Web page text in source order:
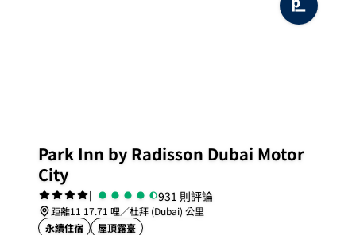
Park Inn by Radisson Dubai Motor
City
| 931 則評論
距離11 17.71 哩／杜拜 (Dubai) 公里
永續住宿
屋頂露臺